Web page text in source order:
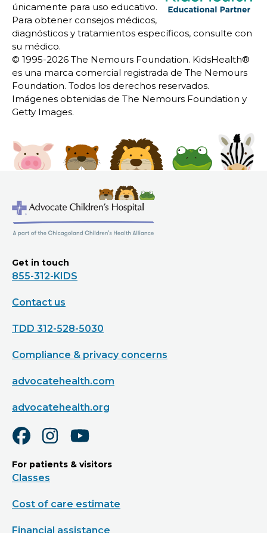
únicamente para uso educativo.
Para obtener consejos médicos,
diagnósticos y tratamientos específicos, consulte con
su médico.
© 1995-2026 The Nemours Foundation. KidsHealth®
es una marca comercial registrada de The Nemours
Foundation. Todos los derechos reservados.
Imágenes obtenidas de The Nemours Foundation y
Getty Images.
Get in touch
855-312-KIDS
Contact us
TDD 312-528-5030
Compliance & privacy concerns
advocatehealth.com
advocatehealth.org
For patients & visitors
Classes
Cost of care estimate
Financial assistance